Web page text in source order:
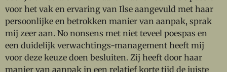
voor het vak en ervaring van Ilse aangevuld met haar
persoonlijke en betrokken manier van aanpak, sprak
mij zeer aan. No nonsens met niet teveel poespas en
een duidelijk verwachtings-management heeft mij
voor deze keuze doen besluiten. Zij heeft door haar
manier van aanpak in een relatief korte tijd de juiste